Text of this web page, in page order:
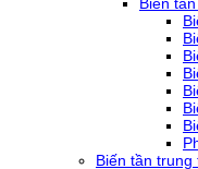
Biến tần trung